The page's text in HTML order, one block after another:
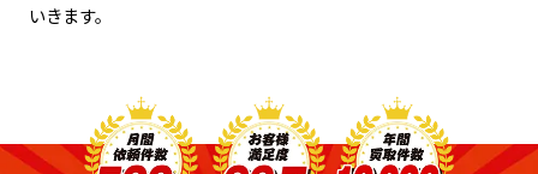
いきます。